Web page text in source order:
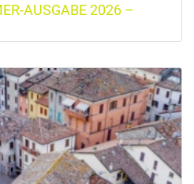
AUSGABE 2026 –